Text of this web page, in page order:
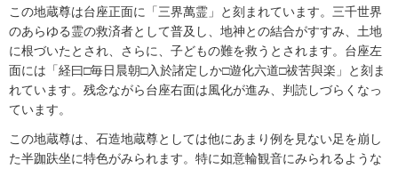
この地蔵尊は台座正面に「三界萬霊」と刻まれています。三千世界
のあらゆる霊の救済者として普及し、地神との結合がすすみ、土地
に根づいたとされ、さらに、子どもの難を救うとされます。台座左
面には「経曰□毎日晨朝□入於諸定しか□遊化六道□祓苦與楽」と刻ま
れています。残念ながら台座右面は風化が進み、判読しづらくなっ
ています。
この地蔵尊は、石造地蔵尊としては他にあまり例を見ない足を崩し
た半跏趺坐に特色がみられます。特に如意輪観音にみられるような